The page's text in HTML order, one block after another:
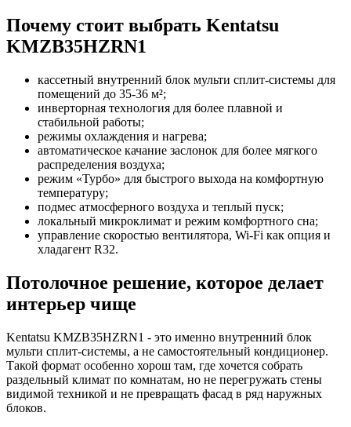
Почему стоит выбрать Kentatsu
KMZB35HZRN1
кассетный внутренний блок мульти сплит-системы для
помещений до 35-36 м²;
инверторная технология для более плавной и
стабильной работы;
режимы охлаждения и нагрева;
автоматическое качание заслонок для более мягкого
распределения воздуха;
режим «Турбо» для быстрого выхода на комфортную
температуру;
подмес атмосферного воздуха и теплый пуск;
локальный микроклимат и режим комфортного сна;
управление скоростью вентилятора, Wi-Fi как опция и
хладагент R32.
Потолочное решение, которое делает
интерьер чище
Kentatsu KMZB35HZRN1 - это именно внутренний блок
мульти сплит-системы, а не самостоятельный кондиционер.
Такой формат особенно хорош там, где хочется собрать
раздельный климат по комнатам, но не перегружать стены
видимой техникой и не превращать фасад в ряд наружных
блоков.